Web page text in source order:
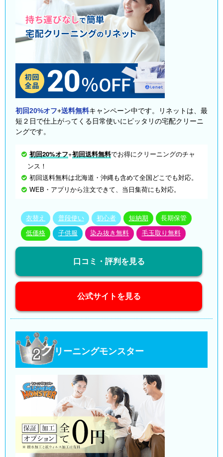
初回20%オフ+送料無料キャンペーン中です。リネットは、最
短２日で仕上がってくる日常使いにピッタリの宅配クリーニ
ングです。
初回20%オフ+初回送料無料でお得にクリーニングのチャ
ンス！
初回送料無料は北海道・沖縄も含めて全国どこでも対応。
WEB・アプリから注文できて、当日集荷にも対応。
衣替え 普段使い 初心者 短納期 長期保管
低価格 子供服 染み抜き無料 毛玉取り無料
口コミ・評判を見る
公式サイトを見る
クリーニングモンスター